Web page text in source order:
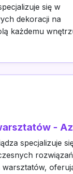
się w
dekoracji na
każdemu
-
specjalizuje
rozwiązań